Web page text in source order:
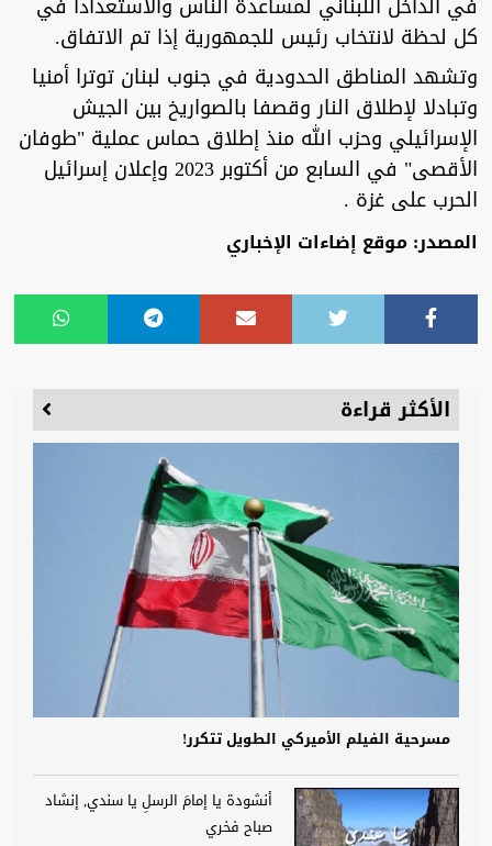
كل لحظة لانتخاب رئيس للجمهورية إذا تم الاتفاق.
وتشهد المناطق الحدودية في جنوب لبنان توترا أمنيا
وتبادلا لإطلاق النار وقصفا بالصواريخ بين الجيش
الإسرائيلي وحزب الله منذ إطلاق حماس عملية "طوفان
الأقصى" في السابع من أكتوبر 2023 وإعلان إسرائيل
الحرب على غزة .
المصدر: موقع إضاءات الإخباري
الأكثر قراءة
مسرحية الفيلم الأميركي الطويل تتكرر!
أنشودة يا إمامَ الرسلِ يا سندي, إنشاد
صباح فخري